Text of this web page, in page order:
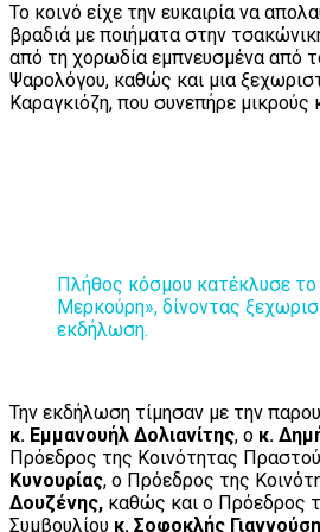
Το κοινό είχε την ευκαιρία να
βραδιά με ποιήματα στην
από τη χορωδία εμπνευσμένα από
Ψαρολόγου, καθώς και μια
Καραγκιόζη, που συνεπήρε μικρούς
Πλήθος κόσμου κατέκλυσε
Μερκούρη», δίνοντας
εκδήλωση.
Την εκδήλωση τίμησαν με την
κ. Εμμανουήλ Δολιανίτης, ο κ.
Πρόεδρος της Κοινότητας
Κυνουρίας, ο Πρόεδρος της
Δουζένης, καθώς και ο Πρόεδρος
Συμβουλίου κ. Σοφοκλής